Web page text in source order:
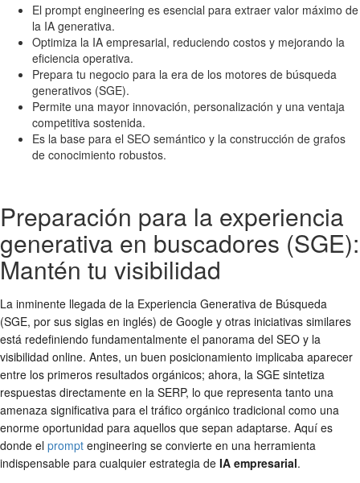
El prompt engineering es esencial para extraer valor máximo de
la IA generativa.
Optimiza la IA empresarial, reduciendo costos y mejorando la
eficiencia operativa.
Prepara tu negocio para la era de los motores de búsqueda
generativos (SGE).
Permite una mayor innovación, personalización y una ventaja
competitiva sostenida.
Es la base para el SEO semántico y la construcción de grafos
de conocimiento robustos.
Preparación para la experiencia
generativa en buscadores (SGE):
Mantén tu visibilidad
La inminente llegada de la Experiencia Generativa de Búsqueda
(SGE, por sus siglas en inglés) de Google y otras iniciativas similares
está redefiniendo fundamentalmente el panorama del SEO y la
visibilidad online. Antes, un buen posicionamiento implicaba aparecer
entre los primeros resultados orgánicos; ahora, la SGE sintetiza
respuestas directamente en la SERP, lo que representa tanto una
amenaza significativa para el tráfico orgánico tradicional como una
enorme oportunidad para aquellos que sepan adaptarse. Aquí es
donde el prompt engineering se convierte en una herramienta
indispensable para cualquier estrategia de IA empresarial.